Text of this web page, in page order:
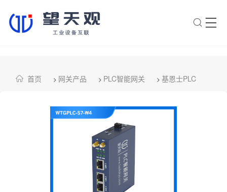
首页 > 网关产品 > PLC智能网关 > 基恩士PLC
1.望天观网关如何选型？
2.望天观网关支持哪些组网方